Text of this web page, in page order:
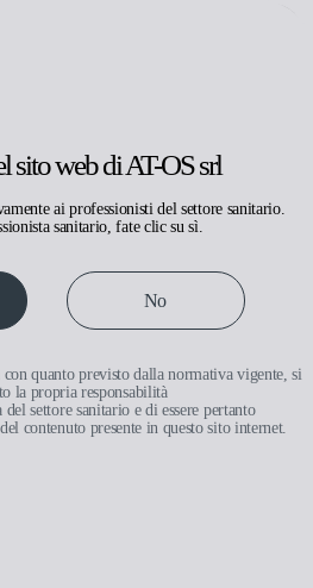
sito web di AT-OS srl
ai professionisti del settore sanitario.
sanitario, fate clic su sì.
No
quanto previsto dalla normativa vigente, si
la propria responsabilità
del settore sanitario e di essere pertanto
contenuto presente in questo sito internet.